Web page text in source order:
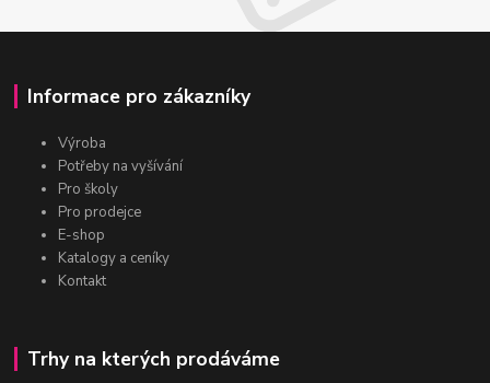
Informace pro zákazníky
Výroba
Potřeby na vyšívání
Pro školy
Pro prodejce
E-shop
Katalogy a ceníky
Kontakt
Trhy na kterých prodáváme